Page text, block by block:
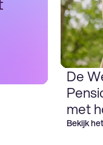
De
met
Bekijk